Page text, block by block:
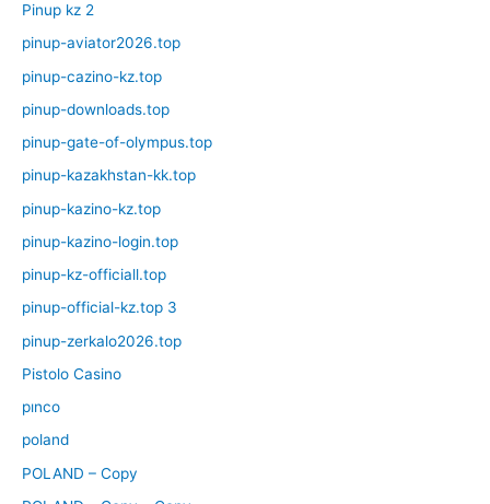
Pinup kz 2
pinup-aviator2026.top
pinup-cazino-kz.top
pinup-downloads.top
pinup-gate-of-olympus.top
pinup-kazakhstan-kk.top
pinup-kazino-kz.top
pinup-kazino-login.top
pinup-kz-officiall.top
pinup-official-kz.top 3
pinup-zerkalo2026.top
Pistolo Casino
pınco
poland
POLAND – Copy